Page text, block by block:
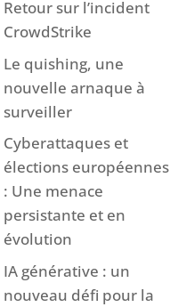
Retour sur l’incident
CrowdStrike
Le quishing, une
nouvelle arnaque à
surveiller
Cyberattaques et
élections européennes
: Une menace
persistante et en
évolution
IA générative : un
nouveau défi pour la